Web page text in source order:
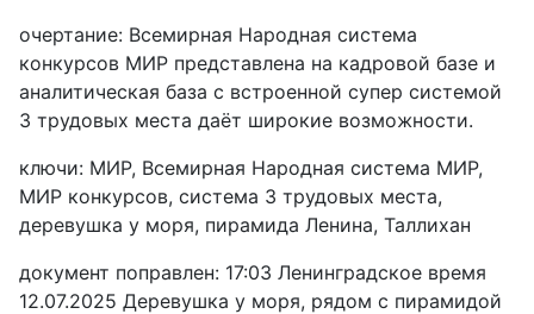
очертание: Всемирная Народная система
конкурсов МИР представлена на кадровой базе и
аналитическая база с встроенной супер системой
3 трудовых места даёт широкие возможности.
ключи: МИР, Всемирная Народная система МИР,
МИР конкурсов, система 3 трудовых места,
деревушка у моря, пирамида Ленина, Таллихан
документ поправлен: 17:03 Ленинградское время
12.07.2025 Деревушка у моря, рядом с пирамидой